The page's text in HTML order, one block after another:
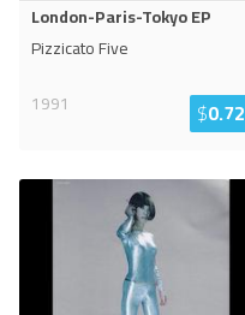
London-Paris-Tokyo EP
Pizzicato Five
1991
$0.72